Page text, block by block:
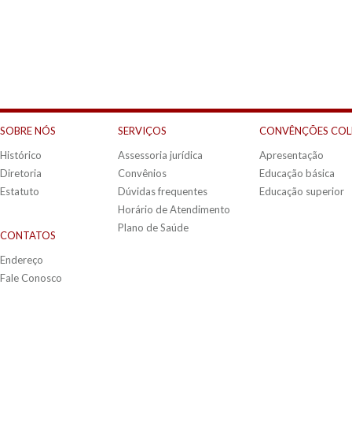
SOBRE NÓS
Histórico
Diretoria
Estatuto
CONTATOS
Endereço
Fale Conosco
SERVIÇOS
Assessoria jurídica
Convênios
Dúvidas frequentes
Horário de Atendimento
Plano de Saúde
CONVÊNÇÕES
Apresentação
Educação básica
Educação superior